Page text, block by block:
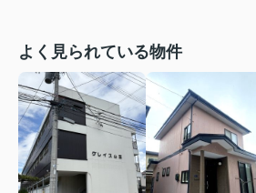
よく見られている物件